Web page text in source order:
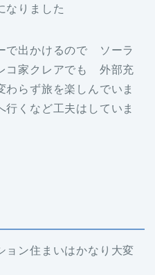
りました
で出かけるので ソーラ
コ家クレアでも 外部充
わらず旅を楽しんでいま
くなど工夫はしていま
ン住まいはかなり大変